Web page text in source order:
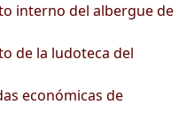
interno del albergue de
de la ludoteca del
económicas de